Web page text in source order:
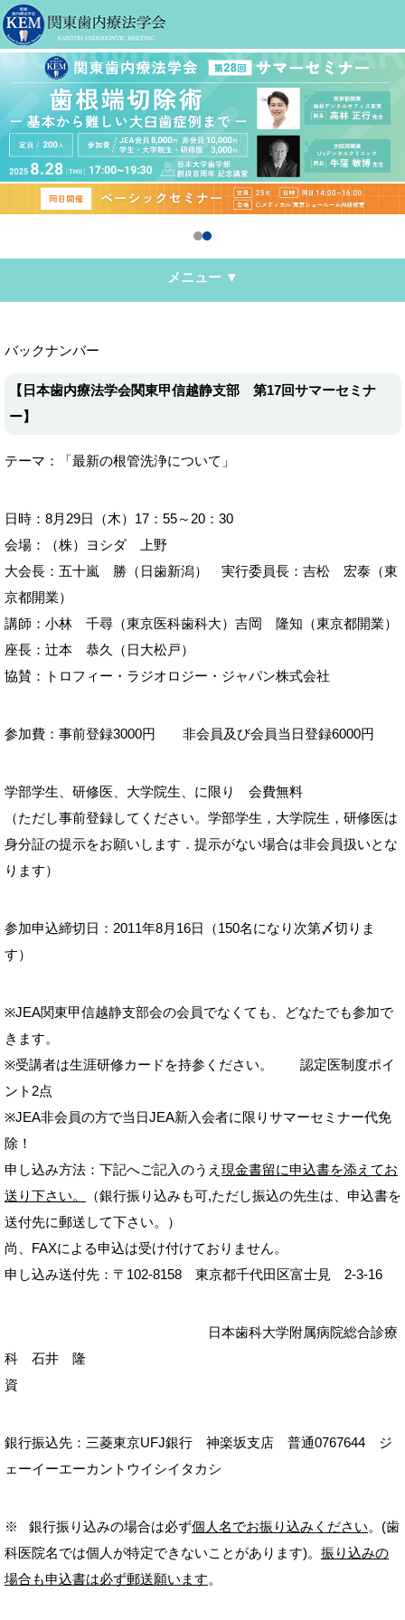
メニュー ▼
バックナンバー
【日本歯内療法学会関東甲信越静支部 第17回サマーセミナ
ー】
テーマ：「最新の根管洗浄について」
日時：8月29日（木）17：55～20：30
会場：（株）ヨシダ 上野
大会長：五十嵐 勝（日歯新潟） 実行委員長：吉松 宏泰（東
京都開業）
講師：小林 千尋（東京医科歯科大）吉岡 隆知（東京都開業）
座長：辻本 恭久（日大松戸）
協賛：トロフィー・ラジオロジー・ジャパン株式会社
参加費：事前登録3000円 非会員及び会員当日登録6000円
学部学生、研修医、大学院生、に限り 会費無料
（ただし事前登録してください。学部学生，大学院生，研修医は
身分証の提示をお願いします．提示がない場合は非会員扱いとな
ります）
参加申込締切日：2011年8月16日（150名になり次第〆切りま
す）
※JEA関東甲信越静支部会の会員でなくても、どなたでも参加で
きます。
※受講者は生涯研修カードを持参ください。 認定医制度ポイ
ント2点
※JEA非会員の方で当日JEA新入会者に限りサマーセミナー代免
除！
申し込み方法：下記へご記入のうえ 現金書留に申込書を添えてお
送り下さい。
（銀行振り込みも可,ただし振込の先生は、申込書を
送付先に郵送して下さい。）
尚、FAXによる申込は受け付けておりません。
申し込み送付先：〒102-8158 東京都千代田区富士見 2-3-16
日本歯科大学附属病院総合診療
科 石井 隆
銀行振込先：三菱東京UFJ銀行 神楽坂支店 普通0767644 ジ
ェーイーエーカントウイシイタカシ
※ 銀行振り込みの場合は必ず個人名でお振り込みください。(歯
科医院名では個人が特定できないことがあります)。 振り込みの
場合も申込書は必ず郵送願います。